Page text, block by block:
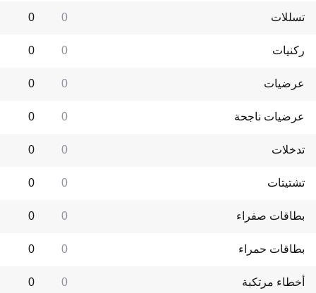
تسللات 0
0
ركنيات 0
0
عرضيات 0
0
عرضيات ناجحة 0
0
تدخلات 0
0
تشتيتات 0
0
بطاقات صفراء 0
0
بطاقات حمراء 0
0
أخطاء مرتكبة 0
0